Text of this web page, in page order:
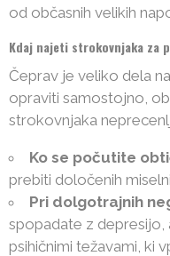
od občasnih velikih
Kdaj najeti strokovnjaka za
Čeprav je veliko dela
opraviti samostojno,
strokovnjaka
Ko se počutite
prebiti določenih
Pri dolgotrajnih
spopadate z depresijo,
psihičnimi težavami, ki